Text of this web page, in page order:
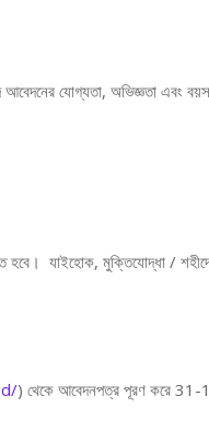
যোগ্যতা, অভিজ্ঞতা এবং
যাইহোক, মুক্তিযোদ্ধা /
) থেকে আবেদনপত্র পূরণ করে 31-